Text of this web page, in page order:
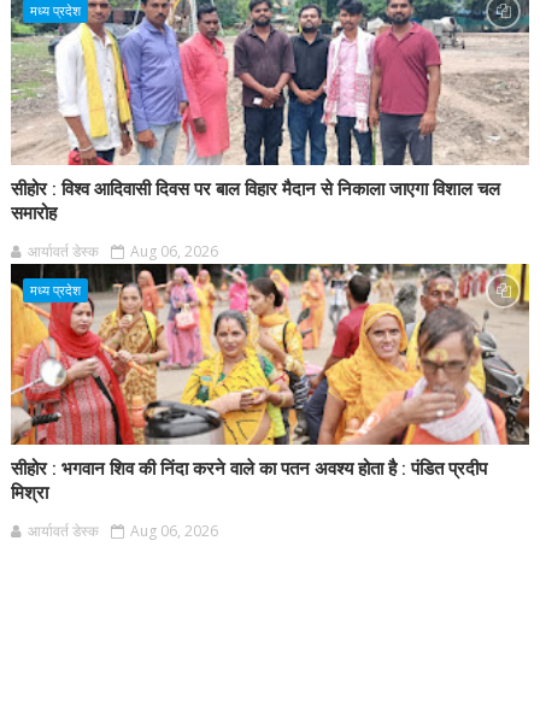
मध्य प्रदेश
सीहोर : विश्व आदिवासी दिवस पर बाल विहार मैदान से निकाला जाएगा विशाल चल
समारोह
आर्यावर्त डेस्क Aug 06, 2026
मध्य प्रदेश
सीहोर : भगवान शिव की निंदा करने वाले का पतन अवश्य होता है : पंडित प्रदीप
मिश्रा
आर्यावर्त डेस्क Aug 06, 2026